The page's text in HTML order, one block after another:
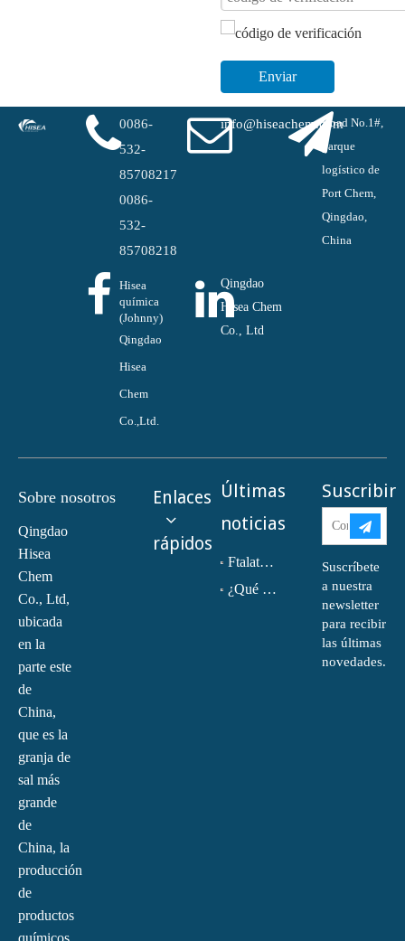
Enviar
0086-
532-
85708217
0086-
532-
85708218
info@hiseachem.comRoad No.1#,
parque
logístico de
Port Chem,
Qingdao,
China
Hisea
química
(Johnny)
Qingdao
Hisea
Chem
Co.,Ltd.
Qingdao
Hisea Chem
Co., Ltd
Sobre nosotros
Qingdao
Hisea
Chem
Co., Ltd,
ubicada
en la
parte este
de
China,
que es la
granja de
sal más
grande
de
China, la
producción
de
productos
químicos
Enlaces
rápidos
Últimas
noticias
Ftalato de dioctilo (DOP) CAS NO.:117-81-7
¿Qué es la monoetanolamina (MEA)?
Suscribir
Suscríbete
a nuestra
newsletter
para recibir
las últimas
novedades.